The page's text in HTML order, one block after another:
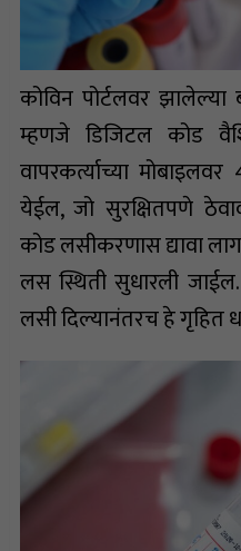
कोविन पोर्टलवर
म्हणजे डिजिटल कोड
वापरकर्त्याच्या
येईल, जो सुरक्षितपणे
कोड लसीकरणास द्यावा
लस स्थिती सुधारली
लसी दिल्यानंतरच हे गृहित